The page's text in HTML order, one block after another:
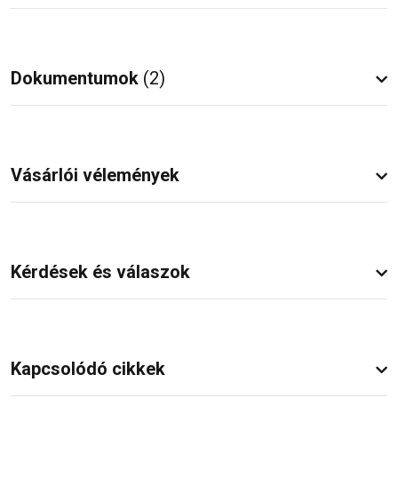
Dokumentumok (2)
Vásárlói vélemények
Kérdések és válaszok
Kapcsolódó cikkek